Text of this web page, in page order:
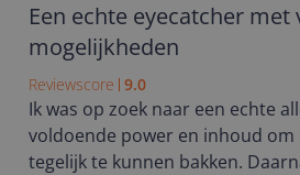
Een echte eyecatcher met
mogelijkheden
Reviewscore 9.0
Ik was op zoek naar een echte
voldoende power en inhoud
tegelijk te kunnen bakken.